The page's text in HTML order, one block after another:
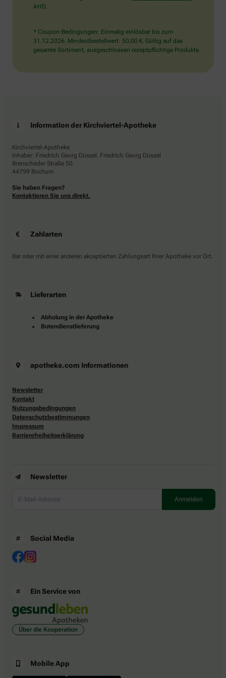
AHD.
* Coupon-Bedingungen: Einmalig einlösbar bis zum
31.12.2026. Mindestbestellwert: 50,00 €. Gültig auf das
gesamte Sortiment, ausgeschlossen rezeptpflichtige Produkte.
Information der Kirchviertel-Apotheke
Kirchviertel-Apotheke
Inhaber: Friedrich Georg Düssel, Friedrich Georg Düssel
Brenscheder Straße 50
44799 Bochum
Sie haben Fragen?
Kontaktieren Sie uns direkt.
Zahlarten
Bar oder mit einer anderen akzeptierten Zahlungsart Ihrer Apotheke vor Ort.
Lieferarten
Abholung in der Apotheke
Botendienstlieferung
apotheke.com Informationen
Newsletter
Kontakt
Nutzungsbedingungen
Datenschutzbestimmungen
Impressum
Barrierefreiheitserklärung
Newsletter
Social Media
Ein Service von
Über die Kooperation
Mobile App